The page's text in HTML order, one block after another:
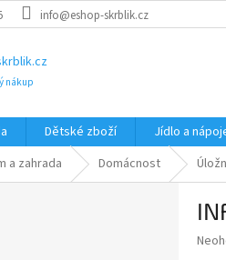
info@eshop-skrblik.cz
nákup
Dětské zboží Jídlo a
a zahrada Domácnost